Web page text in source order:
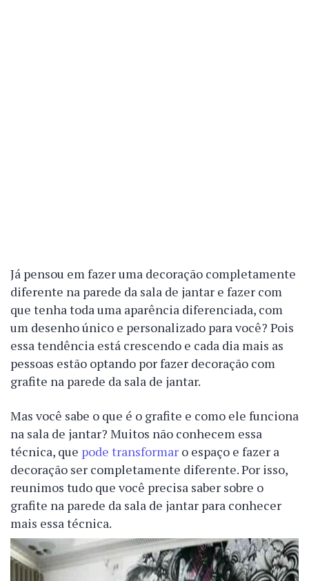
Já pensou em fazer uma decoração completamente
diferente na parede da sala de jantar e fazer com
que tenha toda uma aparência diferenciada, com
um desenho único e personalizado para você? Pois
essa tendência está crescendo e cada dia mais as
pessoas estão optando por fazer decoração com
grafite na parede da sala de jantar.
Mas você sabe o que é o grafite e como ele funciona
na sala de jantar? Muitos não conhecem essa
técnica, que pode transformar o espaço e fazer a
decoração ser completamente diferente. Por isso,
reunimos tudo que você precisa saber sobre o
grafite na parede da sala de jantar para conhecer
mais essa técnica.